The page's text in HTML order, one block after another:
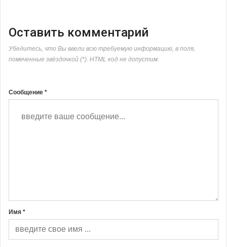
Оставить комментарий
Убедитесь, что Вы ввели всю требуемую информацию, в поля,
помеченные звёздочкой (*). HTML код не допустим.
Сообщение *
Имя *